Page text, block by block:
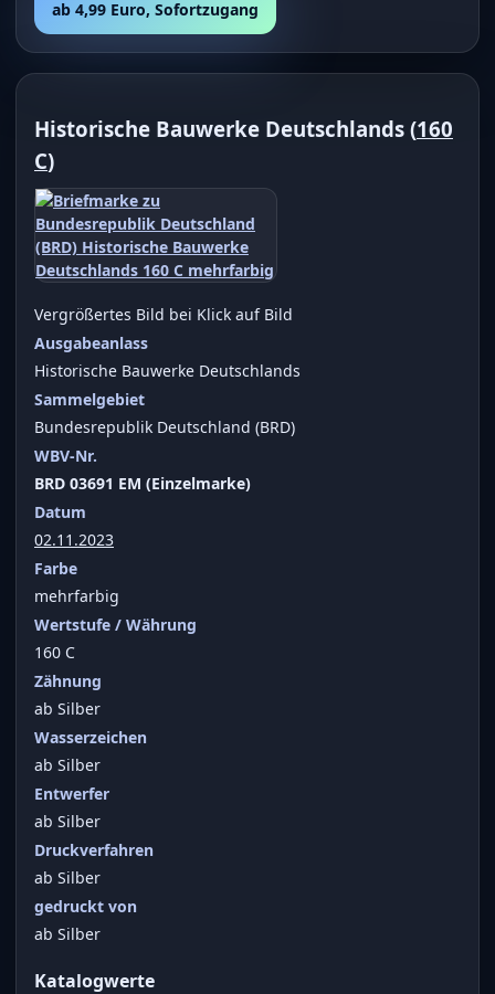
ab 4,99 Euro, Sofortzugang
Historische Bauwerke Deutschlands (160
C)
Vergrößertes Bild bei Klick auf Bild
Ausgabeanlass
Historische Bauwerke Deutschlands
Sammelgebiet
Bundesrepublik Deutschland (BRD)
WBV-Nr.
BRD 03691 EM (Einzelmarke)
Datum
02.11.2023
Farbe
mehrfarbig
Wertstufe / Währung
160 C
Zähnung
ab Silber
Wasserzeichen
ab Silber
Entwerfer
ab Silber
Druckverfahren
ab Silber
gedruckt von
ab Silber
Katalogwerte